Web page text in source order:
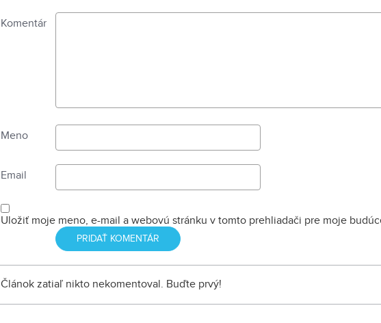
Komentár
Meno
Email
Uložiť moje meno, e-mail a webovú stránku v tomto prehliadači pre moje
Článok zatiaľ nikto nekomentoval. Buďte prvý!